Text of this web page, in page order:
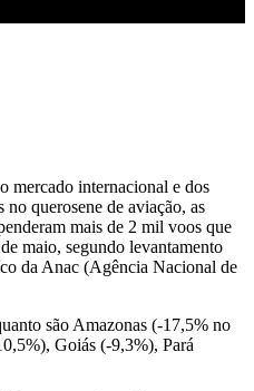
mercado internacional e dos
no querosene de aviação, as
mais de 2 mil voos que
maio, segundo levantamento
da Anac (Agência Nacional de
são Amazonas (-17,5% no
Goiás (-9,3%), Pará